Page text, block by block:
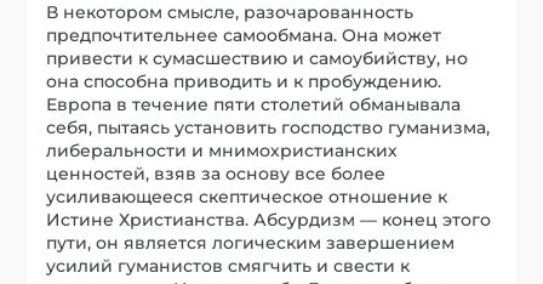
В некотором смысле, разочарованность
предпочтительнее самообмана. Она может
привести к сумасшествию и самоубийству, но
она способна приводить и к пробуждению.
Европа в течение пяти столетий обманывала
себя, пытаясь установить господство гуманизма,
либеральности и мнимохристианских
ценностей, взяв за основу все более
усиливающееся скептическое отношение к
Истине Христианства. Абсурдизм — конец этого
пути, он является логическим завершением
усилий гуманистов смягчить и свести к